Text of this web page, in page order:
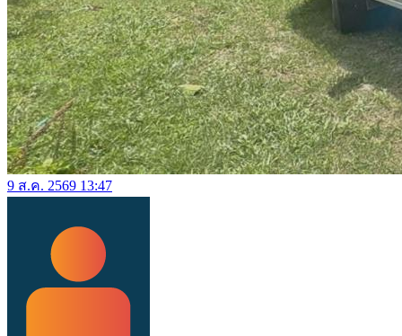
9 ส.ค. 2569 13:47